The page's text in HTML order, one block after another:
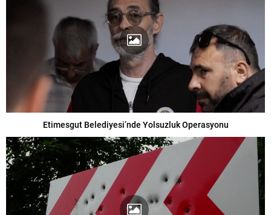
Etimesgut Belediyesi’nde Yolsuzluk Operasyonu